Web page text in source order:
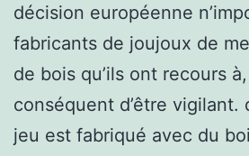
décision européenne
fabricants de joujoux de
de bois qu’ils ont recours
conséquent d’être vigilant.
jeu est fabriqué avec du